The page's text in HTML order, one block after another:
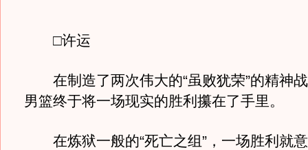
□许运
在制造了两次伟大的“虽败犹荣”的精神
男篮终于将一场现实的胜利攥在了手里。
在炼狱一般的“死亡之组”，一场胜利就